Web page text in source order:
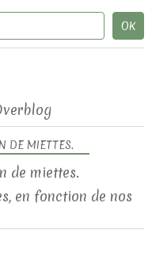
DE MIETTES.
en fonction de nos